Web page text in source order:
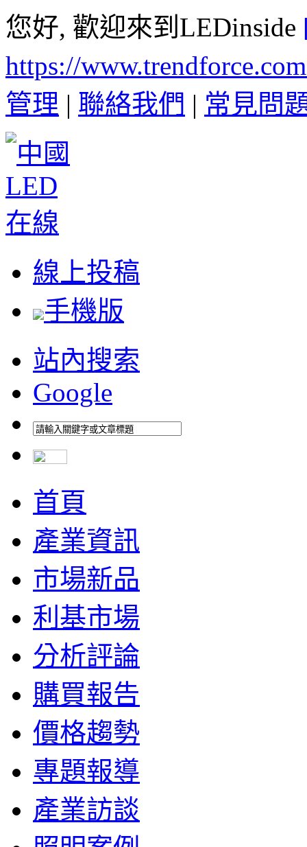
您好, 歡迎來到LEDinside
https://
管理 | 聯絡我們 | 常見問
線上投稿
手機版
站內搜索
Google
首頁
產業資訊
市場新品
利基市場
分析評論
購買報告
價格趨勢
專題報導
產業訪談